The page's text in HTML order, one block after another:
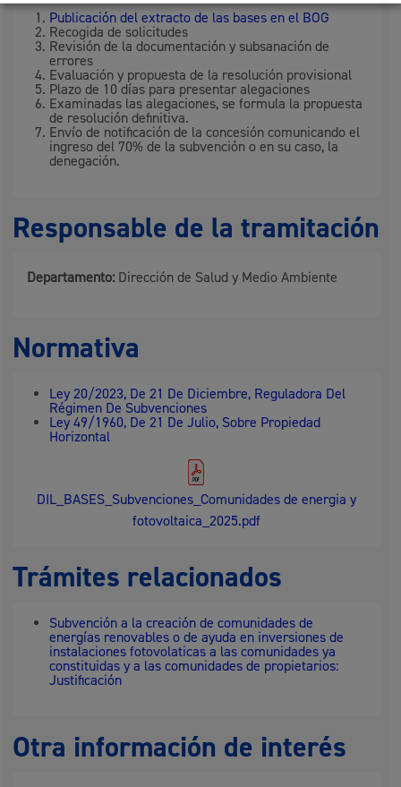
Publicación del extracto de las bases en el BOG
Recogida de solicitudes
Revisión de la documentación y subsanación de
errores
Evaluación y propuesta de la resolución provisional
Plazo de 10 días para presentar alegaciones
Examinadas las alegaciones, se formula la propuesta
de resolución definitiva.
Envío de notificación de la concesión comunicando el
ingreso del 70% de la subvención o en su caso, la
denegación.
Responsable de la tramitación
Departamento: Dirección de Salud y Medio Ambiente
Normativa
Ley 20/2023, De 21 De Diciembre, Reguladora Del
Régimen De Subvenciones
Ley 49/1960, De 21 De Julio, Sobre Propiedad
Horizontal
DIL_BASES_Subvenciones_Comunidades de energia y
fotovoltaica_2025.pdf
Trámites relacionados
Subvención a la creación de comunidades de
energías renovables o de ayuda en inversiones de
instalaciones fotovolaticas a las comunidades ya
constituidas y a las comunidades de propietarios:
Justificación
Otra información de interés